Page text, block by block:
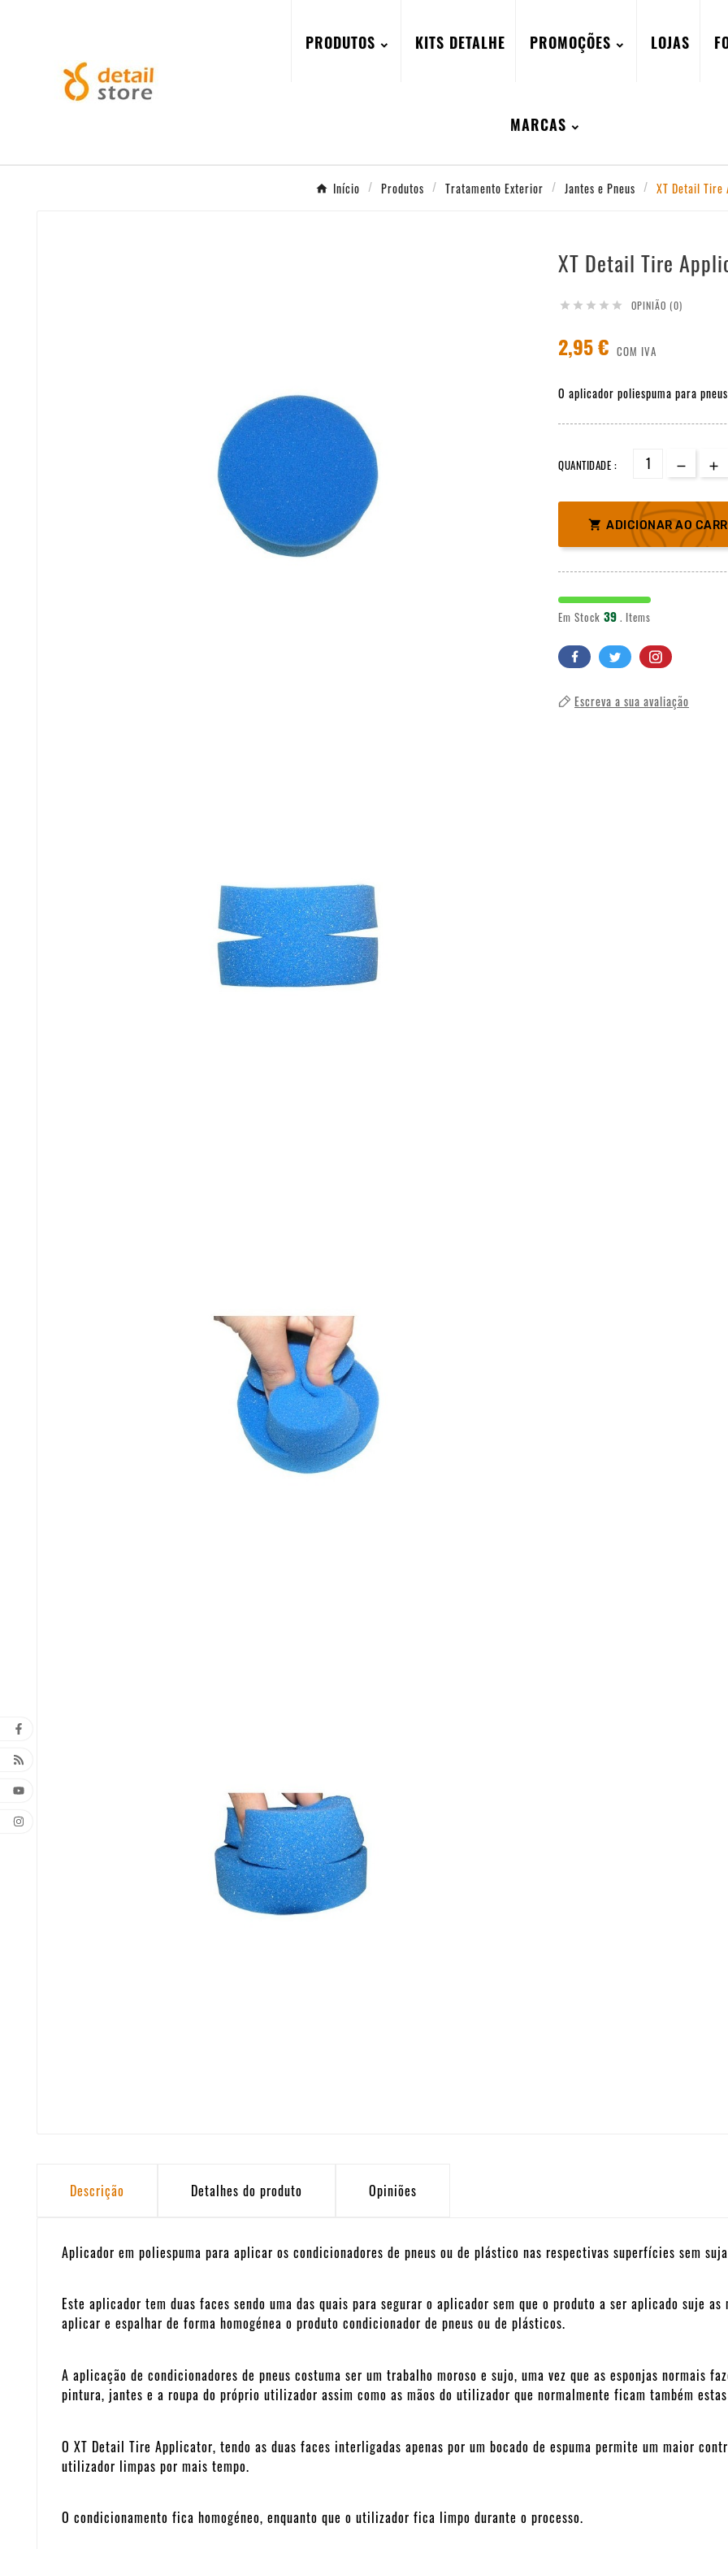
PRODUTOS KITS DETALHE PROMOÇÕES LOJAS
MARCAS
Início Produtos Tratamento Exterior Jantes e Pneus XT Detail
XT Detail Tire
     OPINIÃO (0)
2,95 € COM IVA
O aplicador poliespuma para
QUANTIDADE :
 ADICIONAR AO
Em Stock 39 . Items
Escreva a sua avaliação
Descrição Detalhes do produto Opiniões
Aplicador em poliespuma para aplicar os condicionadores de pneus ou de plástico nas respectivas superfícies sem
Este aplicador tem duas faces sendo uma das quais para segurar o aplicador sem que o produto a ser aplicado suje
aplicar e espalhar de forma homogénea o produto condicionador de pneus ou de plásticos.
A aplicação de condicionadores de pneus costuma ser um trabalho moroso e sujo, uma vez que as esponjas normais
pintura, jantes e a roupa do próprio utilizador assim como as mãos do utilizador que normalmente ficam também
O XT Detail Tire Applicator, tendo as duas faces interligadas apenas por um bocado de espuma permite um maior
utilizador limpas por mais tempo.
O condicionamento fica homogéneo, enquanto que o utilizador fica limpo durante o processo.